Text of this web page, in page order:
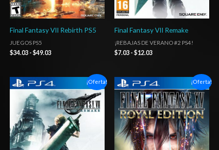
Final Fantasy VII Rebirth PS5
JUEGOS PS5
$34.03 - $49.03
Final Fantasy VII Remake
¡REBAJAS DE VERANO #2 PS4!
$7.03 - $12.03
¡Oferta!
Rango
de
precios:
desde
$5.00
hasta
$7.00
¡Oferta!
Rango
de
precios:
desde
$10.03
hasta
$16.03